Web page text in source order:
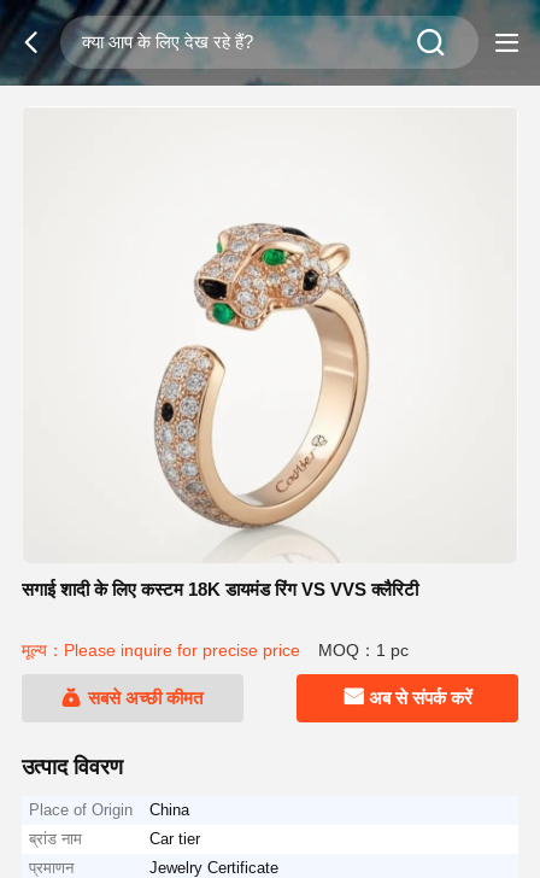
सगाई शादी के लिए कस्टम 18K डायमंड रिंग VS VVS क्लैरिटी
मूल्य：Please inquire for precise price MOQ：1 pc
सबसे अच्छी कीमत अब से संपर्क करें
उत्पाद विवरण
Place of Origin
China
ब्रांड नाम
Car tier
प्रमाणन
Jewelry Certificate